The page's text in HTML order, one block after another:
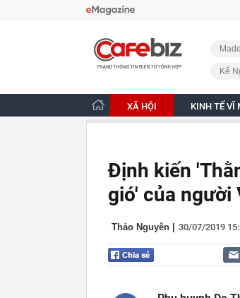
CafeBiz - Trang chủ
Kế
XÃ HỘI KINH TẾ VĨ
Định kiến
gió' của người
Thảo Nguyên 30/07/2019